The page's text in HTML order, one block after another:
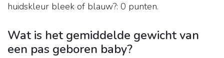
huidskleur bleek of blauw?: 0 punten.
Wat is het gemiddelde gewicht van
een pas geboren baby?